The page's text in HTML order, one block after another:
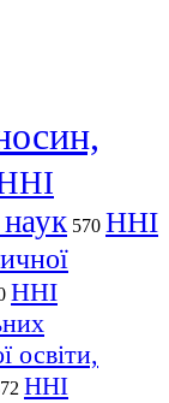
570 ННІ
ННІ
освіти,
ННІ